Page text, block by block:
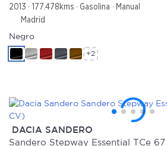
2013 177.478kms Gasolina
Manual
Madrid
Negro
+2
DACIA SANDERO